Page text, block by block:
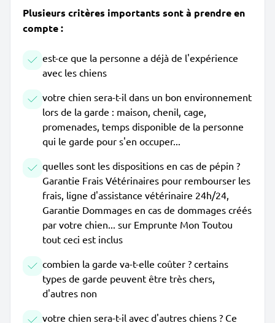
Plusieurs critères importants sont à prendre en
compte :
est-ce que la personne a déjà de l'expérience
avec les chiens
votre chien sera-t-il dans un bon environnement
lors de la garde : maison, chenil, cage,
promenades, temps disponible de la personne
qui le garde pour s'en occuper...
quelles sont les dispositions en cas de pépin ?
Garantie Frais Vétérinaires pour rembourser les
frais, ligne d'assistance vétérinaire 24h/24,
Garantie Dommages en cas de dommages créés
par votre chien... sur Emprunte Mon Toutou
tout ceci est inclus
combien la garde va-t-elle coûter ? certains
types de garde peuvent être très chers,
d'autres non
votre chien sera-t-il avec d'autres chiens ? Ce